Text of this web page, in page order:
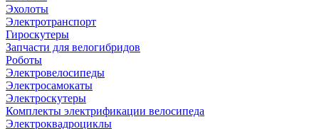
Эхолоты
Электротранспорт
Гироскутеры
Запчасти для велогибридов
Роботы
Электровелосипеды
Электросамокаты
Электроскутеры
Комплекты электрификации велосипеда
Электроквадроциклы